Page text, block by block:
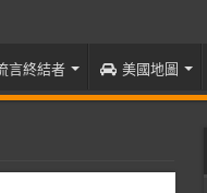
言終結者 美國地圖